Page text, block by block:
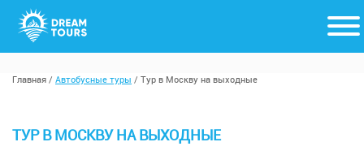
Главная / Автобусные туры / Тур в Москву на выходные
ТУР В МОСКВУ НА ВЫХОДНЫЕ